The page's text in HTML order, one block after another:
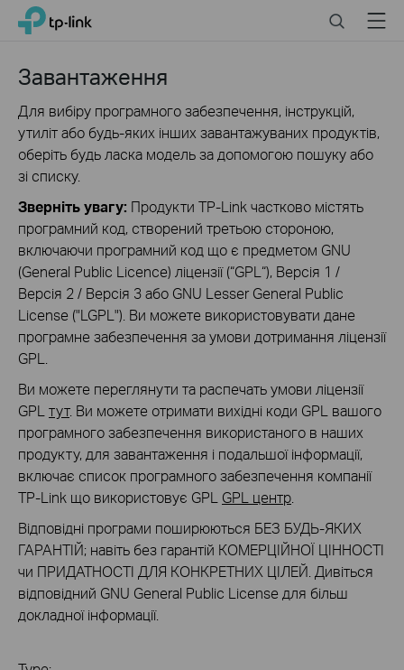
Click
navigation
TP-Link, Reliably Smart SearchMenu
Завантаження
Для вибiру програмного забезпечення, інструкцій,
утиліт або будь-яких інших завантажуваних продуктів,
оберіть будь ласка модель за допомогою пошуку або
зі списку.
Зверніть увагу: Продукти TP-Link частково містять
програмний код, створений третьою стороною,
включаючи програмний код що є предметом GNU
(General Public Licence) ліцензії (“GPL“), Версія 1 /
Версія 2 / Версія 3 або GNU Lesser General Public
License ("LGPL"). Ви можете використовувати дане
програмне забезпечення за умови дотримання ліцензії
GPL.
Ви можете переглянути та распечать умови ліцензії
GPL тут. Ви можете отримати вихідні коди GPL вашого
програмного забезпечення використаного в наших
продукту, для завантаження і подальшої інформації,
включає список програмного забезпечення компанії
TP-Link що використовує GPL GPL центр
Відповідні програми поширюються БЕЗ БУДЬ-ЯКИХ
ГАРАНТІЙ; навіть без гарантій КОМЕРЦІЙНОЇ ЦІННОСТІ
чи ПРИДАТНОСТІ ДЛЯ КОНКРЕТНИХ ЦІЛЕЙ. Дивіться
відповідний GNU General Public License для більш
докладної інформації.